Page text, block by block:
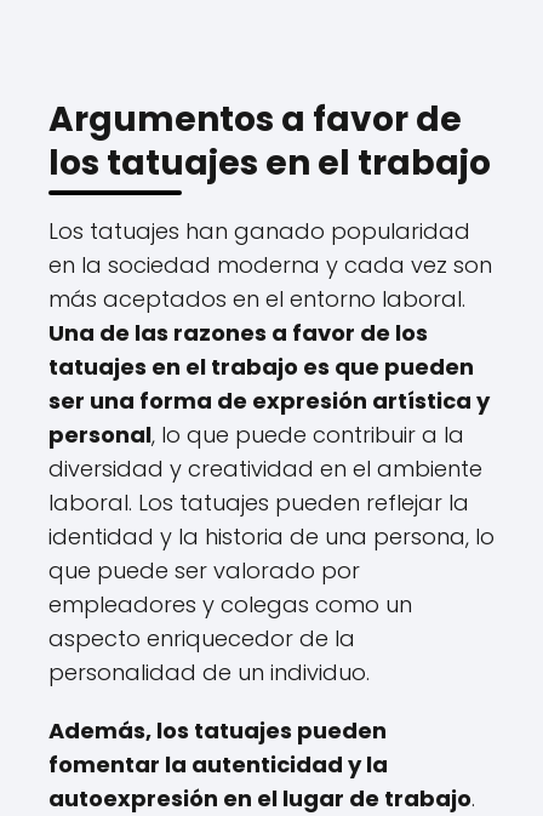
Argumentos a favor de
los tatuajes en el trabajo
Los tatuajes han ganado popularidad
en la sociedad moderna y cada vez son
más aceptados en el entorno laboral.
Una de las razones a favor de los
tatuajes en el trabajo es que pueden
ser una forma de expresión artística y
personal, lo que puede contribuir a la
diversidad y creatividad en el ambiente
laboral. Los tatuajes pueden reflejar la
identidad y la historia de una persona, lo
que puede ser valorado por
empleadores y colegas como un
aspecto enriquecedor de la
personalidad de un individuo.
Además, los tatuajes pueden
fomentar la autenticidad y la
autoexpresión en el lugar de trabajo.